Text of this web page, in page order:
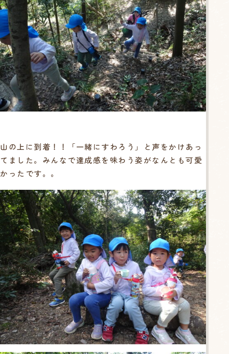
山の上に到着！！「一緒にすわろう」と声をかけあっ
てました。みんなで達成感を味わう姿がなんとも可愛
かったです。。